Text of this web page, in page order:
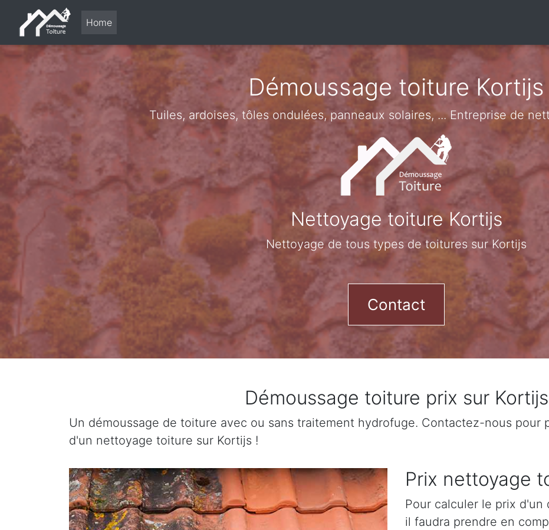
Home
Démoussage toiture Kortijs
Tuiles, ardoises, tôles ondulées, panneaux solaires, ... Entreprise de
Nettoyage toiture Kortijs
Nettoyage de tous types de toitures sur Kortijs
Contact
Démoussage toiture prix sur Kortijs
Un démoussage de toiture avec ou sans traitement hydrofuge. Contactez-nous pour
d'un nettoyage toiture sur Kortijs !
Prix nettoyage
Pour calculer le prix d'un
il faudra prendre en